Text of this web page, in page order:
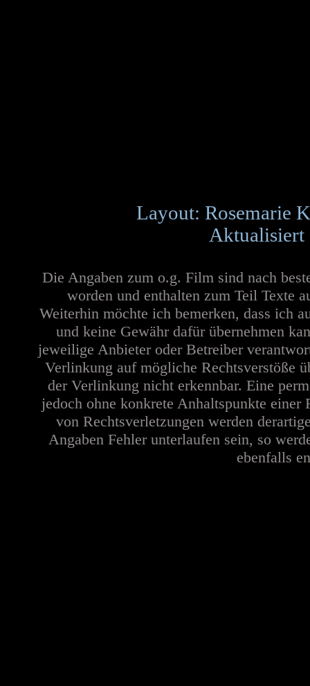
Layout: Rosemarie
Aktualisiert
Die Angaben zum o.g. Film sind nach
worden und enthalten zum Teil Texte
Weiterhin möchte ich bemerken, dass ich
und keine Gewähr dafür übernehmen
jeweilige Anbieter oder Betreiber
Verlinkung auf mögliche Rechtsverstöße
der Verlinkung nicht erkennbar. Eine
jedoch ohne konkrete Anhaltspunkte
von Rechtsverletzungen werden
Angaben Fehler unterlaufen sein, so
ebenfalls